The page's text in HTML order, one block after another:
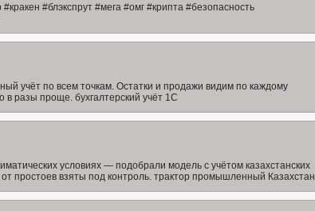
#блэкспрут #мега #омг #крипта #безопасность
учёт по всем точкам. Остатки и продажи видим по каждому
в разы проще. бухгалтерский учёт 1С
условиях — подобрали модель с учётом казахстанских
простоев взяты под контроль. трактор промышленный Казахстан